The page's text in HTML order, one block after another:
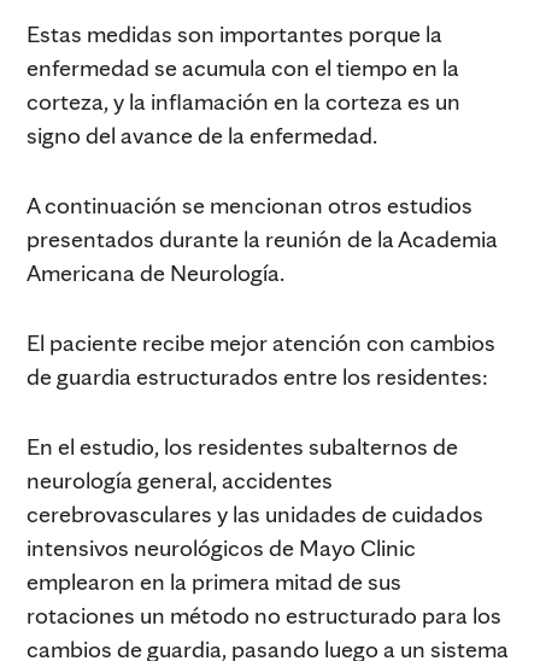
Estas medidas son importantes porque la
enfermedad se acumula con el tiempo en la
corteza, y la inflamación en la corteza es un
signo del avance de la enfermedad.
A continuación se mencionan otros estudios
presentados durante la reunión de la Academia
Americana de Neurología.
El paciente recibe mejor atención con cambios
de guardia estructurados entre los residentes:
En el estudio, los residentes subalternos de
neurología general, accidentes
cerebrovasculares y las unidades de cuidados
intensivos neurológicos de Mayo Clinic
emplearon en la primera mitad de sus
rotaciones un método no estructurado para los
cambios de guardia, pasando luego a un sistema